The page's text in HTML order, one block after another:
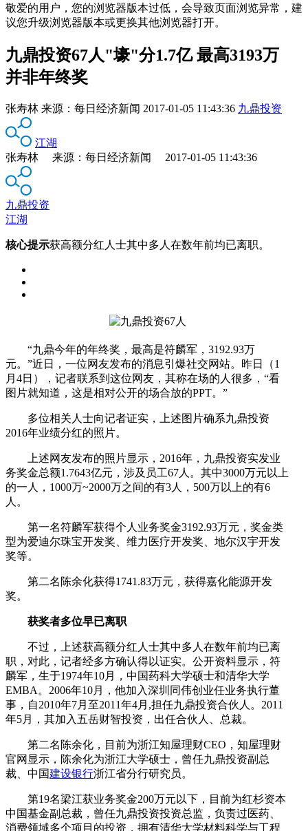
敬爱的用户，您的浏览器版本过低，会导致页面浏览异常，建
议您升级浏览器版本或更换其他浏览器打开。
九鼎投资67人"壕"分1.7亿 最高3193万
并非年终奖
张寿林 来源： 每日经济新闻 2017-01-05 11:43:36 九鼎投资
江湖
张寿林 来源：每日经济新闻 2017-01-05 11:43:36
九鼎投资
江湖
核心提示获高额分红人士其中多人在数年前均已离职。
“九鼎今年的年终奖，最高是符麟军，3192.93万
元。”近日，一位网友发布的消息引爆社交网站。昨日（1
月4日），记者联系到这位网友，其称在场的人很多，“看
图片就知道，这是相对公开的场合放的PPT。”
多位相关人士向记者证实，上述图片确系九鼎投资
2016年业绩分红的照片。
上述网友发布的照片显示，2016年，九鼎投资实发业
务奖金总额1.7643亿元，涉及员工67人。其中3000万元以上
的一人，1000万~2000万之间的有3人，500万以上的有6
人。
第一名符麟军获得个人业务奖金3192.93万元，奖金类
型为爱迪尔珠宝开发奖、维力医疗开发奖、地尔汉宇开发
奖等。
第二名陈余化获得1741.83万元，获得嘉化能源开发
奖。
获奖者多位早已离职
不过，上述获高额分红人士其中多人在数年前均已离
职，对此，记者经多方确认得以证实。公开资料显示，符
麟军，生于1974年10月，中国药科大学硕士和清华大学
EMBA。2006年10月，他加入深圳同伟创业任业务执行董
事，自2010年7月至2011年4月,担任九鼎投资合伙人。2011
年5月，其加入五岳财智投资，出任合伙人、总裁。
第二名陈余化，目前为浙江知屋理财CEO，知屋理财
官网显示，陈余化为浙江大学硕士，曾任九鼎投资副总
裁、中国建设银行浙江省分行研究员。
第19名梁江获业务奖金200万元以下，目前为红杉资本
中国基金副总裁，曾任九鼎投资投资总监，负责过医药、
消费领域多个项目的投资，拥有清华大学材料科学与工程